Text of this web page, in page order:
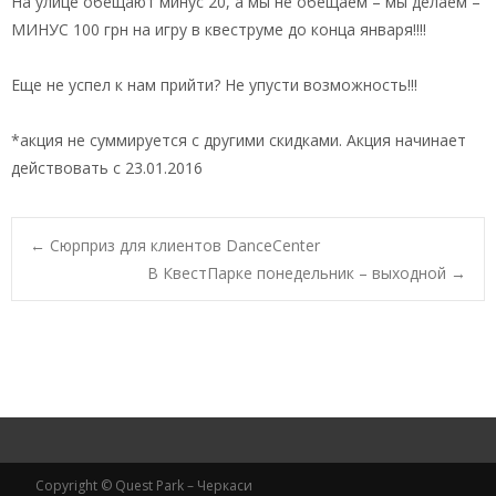
МИНУС 100 грн на игру в квеструме до конца января!!!!
Еще не успел к нам прийти? Не упусти возможность!!!
*акция не суммируется с другими скидками. Акция начинает
действовать с 23.01.2016
Post
← Сюрприз для клиентов DanceCenter
В КвестПарке понедельник – выходной →
Copyright © Quest Park – Черкаси